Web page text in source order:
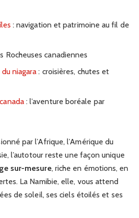
: navigation et patrimoine au fil de
Rocheuses canadiennes
niagara : croisières, chutes et
: l’aventure boréale par
par l’Afrique, l’Amérique du
l’autotour reste une façon unique
sur-mesure, riche en émotions, en
La Namibie, elle, vous attend
de soleil, ses ciels étoilés et ses